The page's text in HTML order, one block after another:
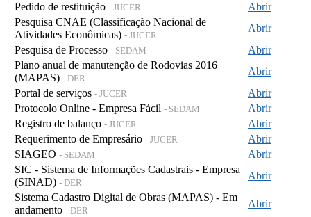
Pedido de restituição - JUCER
Abrir
Pesquisa CNAE (Classificação Nacional de
Atividades Econômicas) - JUCER
Abrir
Pesquisa de Processo - SEDAM
Abrir
Plano anual de manutenção de Rodovias 2016
(MAPAS) - DER
Abrir
Portal de serviços - JUCER
Abrir
Protocolo Online - Empresa Fácil - SEDAM
Abrir
Registro de balanço - JUCER
Abrir
Requerimento de Empresário - JUCER
Abrir
SIAGEO - SEDAM
Abrir
SIC - Sistema de Informações Cadastrais - Empresa
(SINAD) - DER
Abrir
Sistema Cadastro Digital de Obras (MAPAS) - Em
andamento - DER
Abrir